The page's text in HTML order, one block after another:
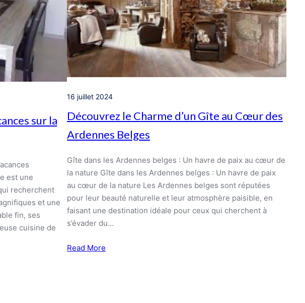
sur la
est une
recherchent
et une
fin, ses
cuisine de
16 juillet 2024
Découvrez le Charme d’un Gîte au Cœur des
Ardennes Belges
Gîte dans les Ardennes belges : Un havre de paix au cœur de
la nature Gîte dans les Ardennes belges : Un havre de paix
au cœur de la nature Les Ardennes belges sont réputées
pour leur beauté naturelle et leur atmosphère paisible, en
faisant une destination idéale pour ceux qui cherchent à
s’évader du…
Read More